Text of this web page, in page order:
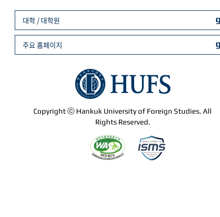
Copyright ⓒ Hankuk University of Foreign Studies. All
Rights Reserved.
대학 / 대학원
주요 홈페이지